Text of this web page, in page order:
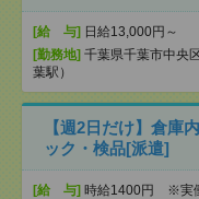
[給 与] 日給13,000円～
[勤務地] 千葉県千葉市中央
葉駅）
【週2日だけ】倉
ック・検品[派遣]
[給 与] 時給1400円 ※実